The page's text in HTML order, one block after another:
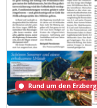
Rund um den Erzberg